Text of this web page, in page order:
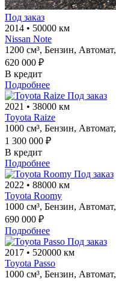
Под заказ
2014 • 50000 км
Nissan Note
1200 см³, Бензин, Автомат,
620 000 ₽
В кредит
Подробнее
Под заказ
2021 • 38000 км
Toyota Raize
1000 см³, Бензин, Автомат,
1 300 000 ₽
В кредит
Подробнее
Под заказ
2022 • 88000 км
Toyota Roomy
1000 см³, Бензин, Автомат,
690 000 ₽
Подробнее
Под заказ
2017 • 520000 км
Toyota Passo
1000 см³, Бензин, Автомат,